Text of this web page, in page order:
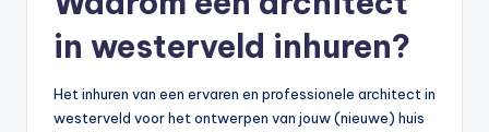
in westerveld inhuren?
Het inhuren van een ervaren en professionele architect in
westerveld voor het ontwerpen van jouw (nieuwe) huis